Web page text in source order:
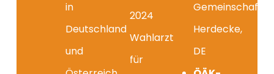
in
Deutschland
und
2024
Wahlarzt
für
Herdecke,
DE